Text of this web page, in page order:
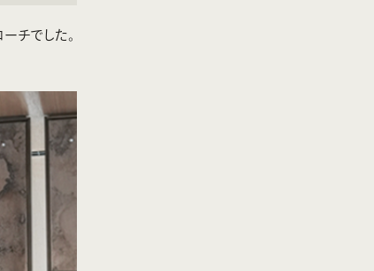
チでした。